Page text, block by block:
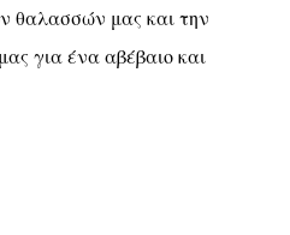
θαλασσών μας και την
για ένα αβέβαιο και